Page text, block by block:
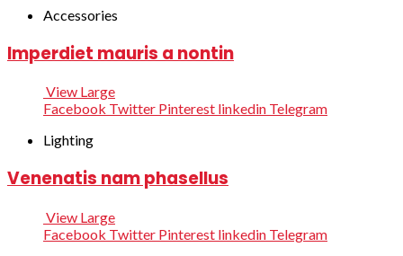
Accessories
Imperdiet mauris a nontin
View Large
Facebook Twitter Pinterest linkedin Telegram
Lighting
Venenatis nam phasellus
View Large
Facebook Twitter Pinterest linkedin Telegram